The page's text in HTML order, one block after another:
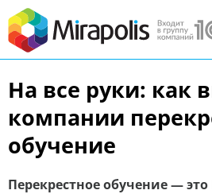
На все руки: как
компании
обучение
Перекрестное обучение — это